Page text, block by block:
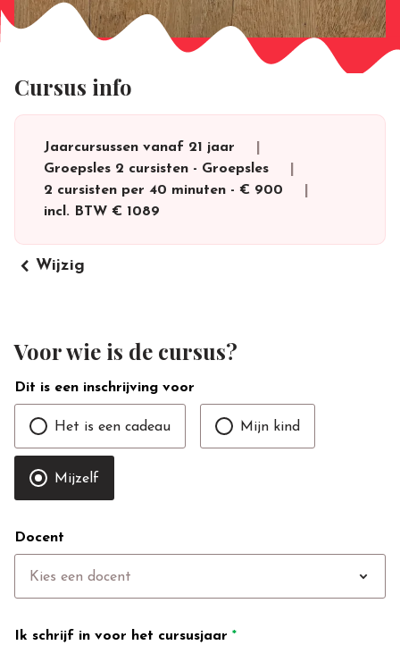
Cursus info
Jaarcursussen vanaf 21 jaar
Groepsles 2 cursisten - Groepsles
2 cursisten per 40 minuten - € 900
incl. BTW € 1089
keyboard_arrow_left Wijzig
Voor wie is de cursus?
Dit is een inschrijving voor
Het is een cadeau Mijn kind
Mijzelf
Docent
Kies een docent expand_more
Ik schrijf in voor het cursusjaar *